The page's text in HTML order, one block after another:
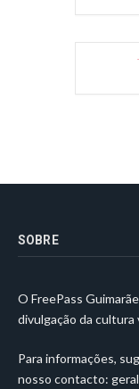
SOBRE
O FreePass
divulgação da cultura
Para informações,
nosso contacto: